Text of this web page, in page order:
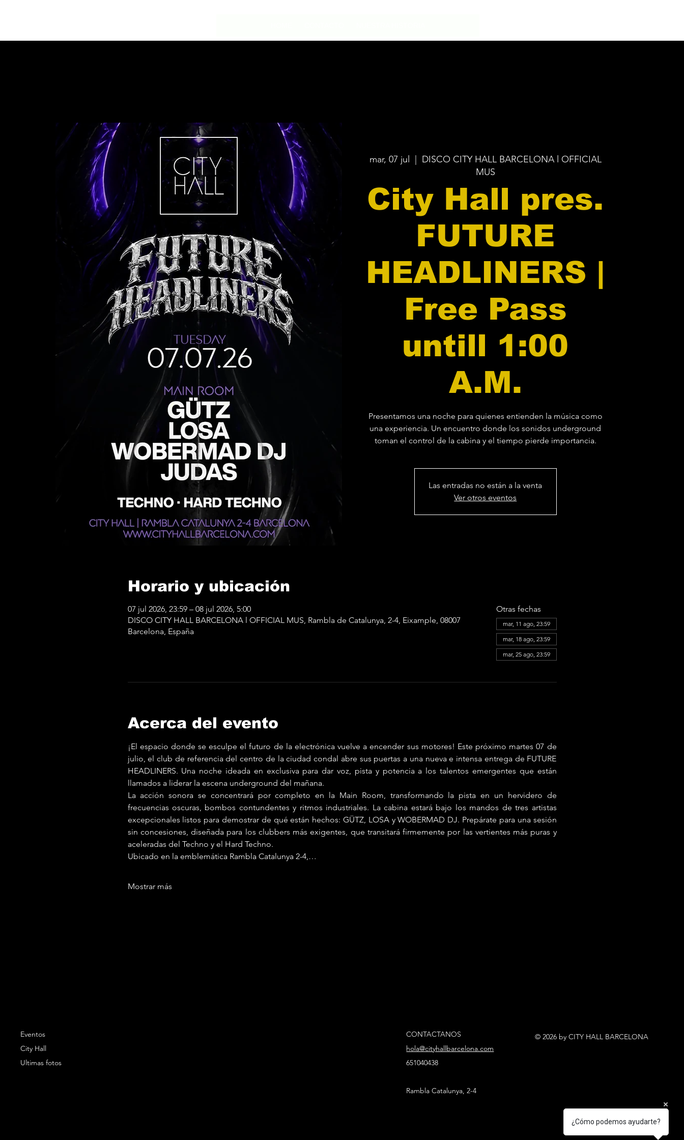
mar, 07 jul
DISCO CITY HALL BARCELONA l OFFICIAL
MUS
City Hall pres.
FUTURE
HEADLINERS |
Free Pass
untill 1:00
A.M.
Presentamos una noche para quienes entienden la música como
una experiencia. Un encuentro donde los sonidos underground
toman el control de la cabina y el tiempo pierde importancia.
Las entradas no están a la venta
Ver otros eventos
Horario y ubicación
07 jul 2026, 23:59 – 08 jul 2026, 5:00
DISCO CITY HALL BARCELONA l OFFICIAL MUS, Rambla de Catalunya, 2-4, Eixample, 08007
Barcelona, España
Otras fechas
mar, 11 ago, 23:59
mar, 18 ago, 23:59
mar, 25 ago, 23:59
Acerca del evento
¡El espacio donde se esculpe el futuro de la electrónica vuelve a encender sus motores! Este próximo martes 07 de
julio, el club de referencia del centro de la ciudad condal abre sus puertas a una nueva e intensa entrega de FUTURE
HEADLINERS. Una noche ideada en exclusiva para dar voz, pista y potencia a los talentos emergentes que están
llamados a liderar la escena underground del mañana.
La acción sonora se concentrará por completo en la Main Room, transformando la pista en un hervidero de
frecuencias oscuras, bombos contundentes y ritmos industriales. La cabina estará bajo los mandos de tres artistas
excepcionales listos para demostrar de qué están hechos: GÜTZ, LOSA y WOBERMAD DJ. Prepárate para una sesión
sin concesiones, diseñada para los clubbers más exigentes, que transitará firmemente por las vertientes más puras y
aceleradas del Techno y el Hard Techno.
Ubicado en la emblemática Rambla Catalunya 2-4,…
Mostrar más
Eventos
City Hall
Ultimas fotos
CONTACTANOS
hola@cityhallbarcelona.com
651040438
Rambla Catalunya, 2-4
© 2026 by CITY HALL BARCELONA
¿Cómo podemos ayudarte?